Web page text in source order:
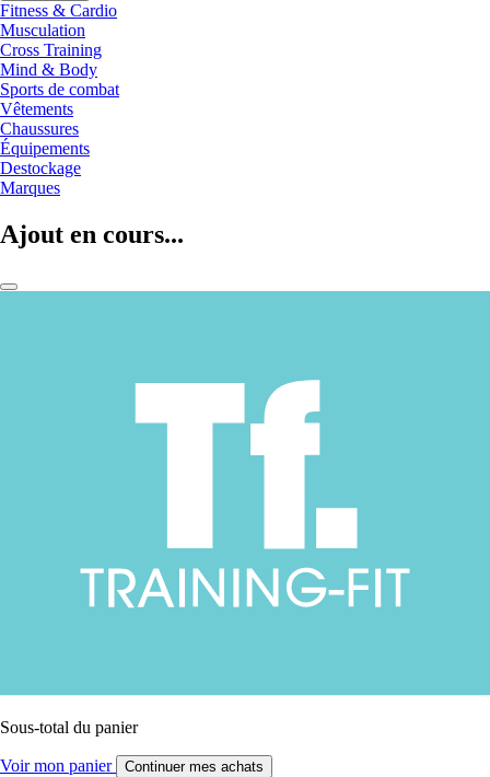
Fitness & Cardio
Musculation
Cross Training
Mind & Body
Sports de combat
Vêtements
Chaussures
Équipements
Destockage
Marques
Ajout en cours...
Sous-total du panier
Voir mon panier Continuer mes achats